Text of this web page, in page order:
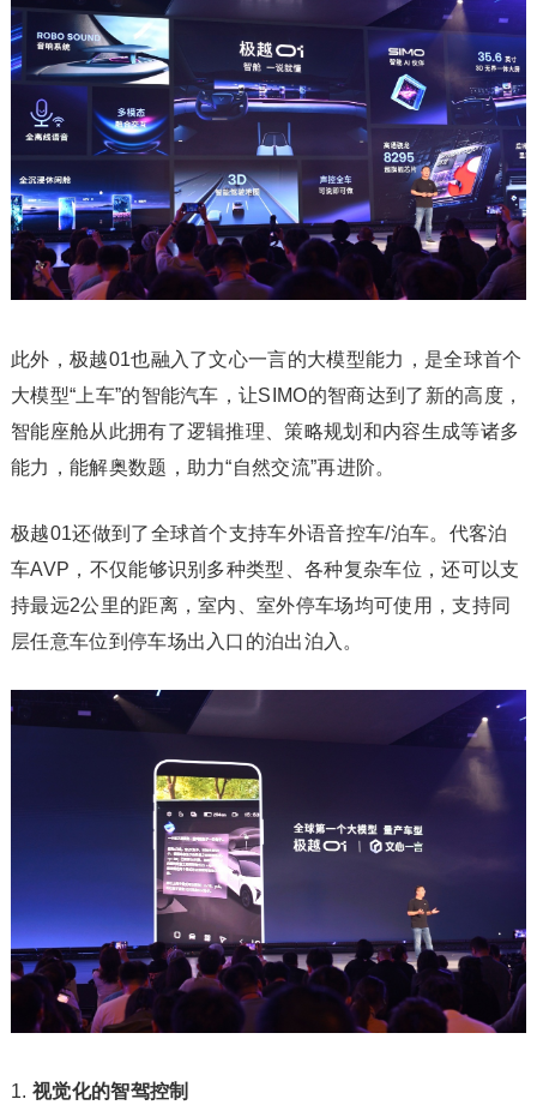
此外，极越01也融入了文心一言的大模型能力，是全球首个
大模型“上车”的智能汽车，让SIMO的智商达到了新的高度，
智能座舱从此拥有了逻辑推理、策略规划和内容生成等诸多
能力，能解奥数题，助力“自然交流”再进阶。
极越01还做到了全球首个支持车外语音控车/泊车。代客泊
车AVP，不仅能够识别多种类型、各种复杂车位，还可以支
持最远2公里的距离，室内、室外停车场均可使用，支持同
层任意车位到停车场出入口的泊出泊入。
视觉化的智驾控制